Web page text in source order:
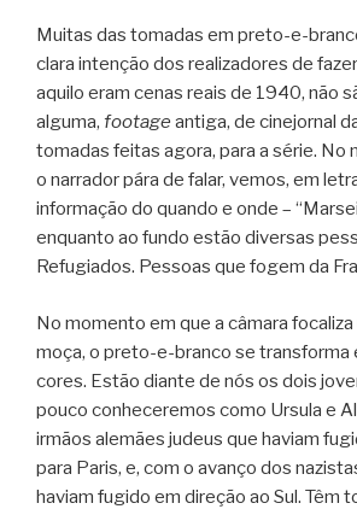
Muitas das tomadas em preto-e-
clara intenção dos realizadores de
aquilo eram cenas reais de 1940, não
alguma, footage antiga, de cinejornal
tomadas feitas agora, para a série. No
o narrador pára de falar, vemos, em
informação do quando e onde –
enquanto ao fundo estão diversas
Refugiados. Pessoas que fogem da
No momento em que a câmara focaliza
moça, o preto-e-branco se transforma
cores. Estão diante de nós os dois
pouco conheceremos como Ursula e
irmãos alemães judeus que haviam
para Paris, e, com o avanço dos
haviam fugido em direção ao Sul. Têm